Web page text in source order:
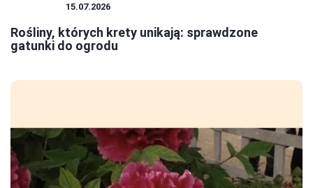
15.07.2026
Rośliny, których krety unikają: sprawdzone
gatunki do ogrodu